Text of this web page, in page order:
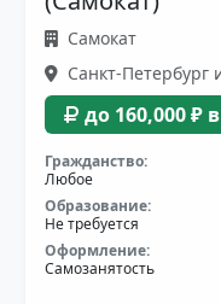
Самокат
Санкт-Петербург
до 160,000 ₽
Гражданство:
Любое
Образование:
Не требуется
Оформление:
Самозанятость